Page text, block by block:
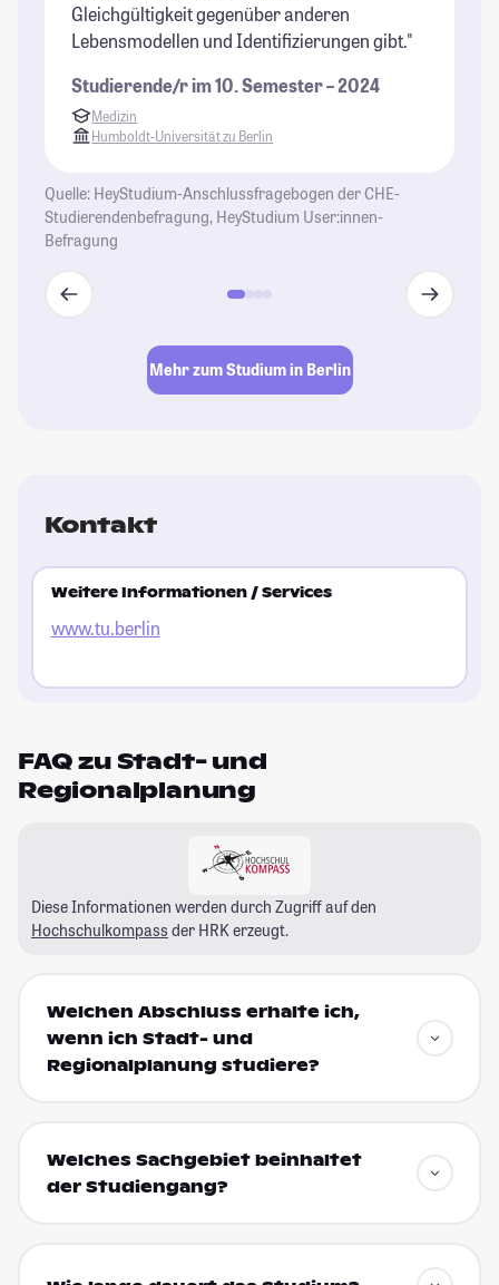
Gleichgültigkeit gegenüber anderen
Lebensmodellen und Identifizierungen gibt."
Studierende/r im 10. Semester – 2024
Medizin
Humboldt-Universität zu Berlin
Quelle: HeyStudium-Anschlussfragebogen der CHE-
Studierendenbefragung, HeyStudium User:innen-
Befragung
Mehr zum Studium in Berlin
Kontakt
Weitere Informationen / Services
www.tu.berlin
FAQ zu Stadt- und
Regionalplanung
Diese Informationen werden durch Zugriff auf den
Hochschulkompass der HRK erzeugt.
Welchen Abschluss erhalte ich,
wenn ich Stadt- und
Regionalplanung studiere?
Welches Sachgebiet beinhaltet
der Studiengang?